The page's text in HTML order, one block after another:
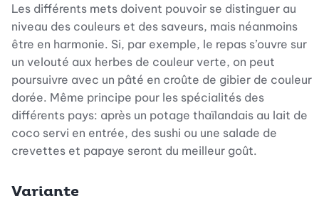
Les différents mets doivent pouvoir se distinguer au
niveau des couleurs et des saveurs, mais néanmoins
être en harmonie. Si, par exemple, le repas s’ouvre sur
un velouté aux herbes de couleur verte, on peut
poursuivre avec un pâté en croûte de gibier de couleur
dorée. Même principe pour les spécialités des
différents pays: après un potage thaïlandais au lait de
coco servi en entrée, des sushi ou une salade de
crevettes et papaye seront du meilleur goût.
Variante